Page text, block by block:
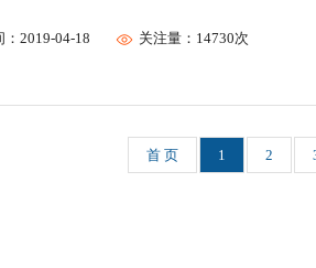
：2019-04-18 关注量：14730次
首 页 1 2